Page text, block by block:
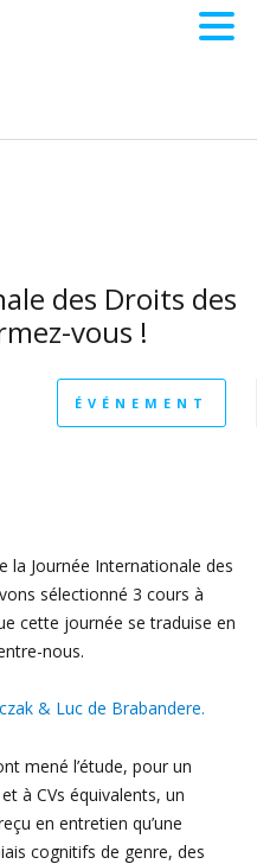
des Droits des
vous !
ÉVÉNEMENT
la Journée Internationale des
sélectionné 3 cours à
cette journée se traduise en
nous.
& Luc de Brabandere.
mené l’étude, pour un
à CVs équivalents, un
en entretien qu’une
cognitifs de genre, des